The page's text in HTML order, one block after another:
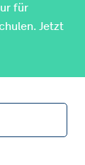
für
Jetzt